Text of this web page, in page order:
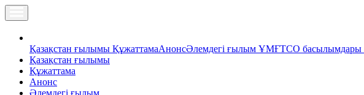
Қазақстан ғылымы ҚұжаттамаАнонсӘлемдегі ғылым ҰМҒТСО басылымдары
Қазақстан ғылымы
Құжаттама
Анонс
Әлемдегі ғылым